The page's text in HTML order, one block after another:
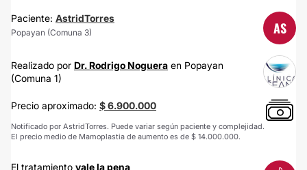
Paciente: AstridTorres
Popayan (Comuna 3) AS
Realizado por Dr. Rodrigo Noguera en Popayan
(Comuna 1)
Precio aproximado: $ 6.900.000
Notificado por AstridTorres. Puede variar según paciente y complejidad.
El precio medio de Mamoplastia de aumento es de $ 14.000.000.
El tratamiento vale la pena